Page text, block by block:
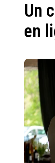
Un
en